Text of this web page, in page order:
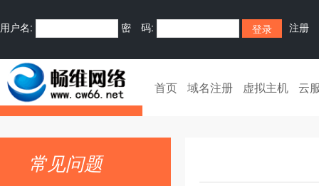
用户名: 密 码: 注册
首页 域名注册 虚拟主机 云
常见问题